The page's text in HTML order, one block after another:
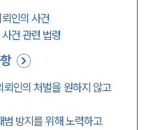
인의 사건
건 관련 법령
인의 처벌을 원하지 않고
방지를 위해 노력하고